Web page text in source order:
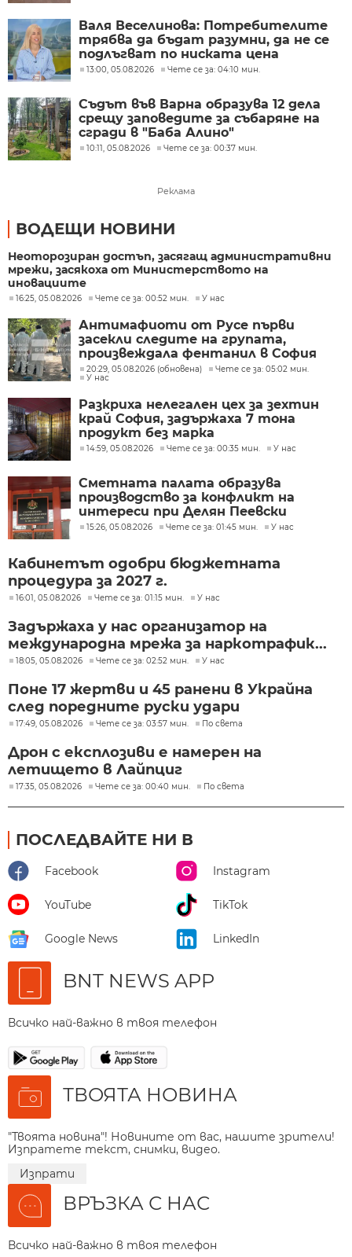
Валя Веселинова: Потребителите
трябва да бъдат разумни, да не се
подлъгват по ниската цена
13:00, 05.08.2026 Чете се за: 04:10 мин.
Съдът във Варна образува 12 дела
срещу заповедите за събаряне на
сгради в "Баба Алино"
10:11, 05.08.2026 Чете се за: 00:37 мин.
Реклама
ВОДЕЩИ НОВИНИ
Неоторозиран достъп, засягащ административни
мрежи, засякоха от Министерството на
иновациите
16:25, 05.08.2026 Чете се за: 00:52 мин. У нас
Антимафиоти от Русе първи
засекли следите на групата,
произвеждала фентанил в София
20:29, 05.08.2026 (обновена)
Чете се за: 05:02 мин.
У нас
Разкриха нелегален цех за зехтин
край София, задържаха 7 тона
продукт без марка
14:59, 05.08.2026 Чете се за: 00:35 мин. У нас
Сметната палата образува
производство за конфликт на
интереси при Делян Пеевски
15:26, 05.08.2026 Чете се за: 01:45 мин. У нас
Кабинетът одобри бюджетната
процедура за 2027 г.
16:01, 05.08.2026 Чете се за: 01:15 мин. У нас
Задържаха у нас организатор на
международна мрежа за наркотрафик...
18:05, 05.08.2026 Чете се за: 02:52 мин. У нас
Поне 17 жертви и 45 ранени в Украйна
след поредните руски удари
17:49, 05.08.2026 Чете се за: 03:57 мин. По света
Дрон с експлозиви е намерен на
летището в Лайпциг
17:35, 05.08.2026 Чете се за: 00:40 мин. По света
ПОСЛЕДВАЙТЕ НИ В
Facebook Instagram
YouTube TikTok
Google News LinkedIn
BNT NEWS APP
Всичко най-важно в твоя телефон
ТВОЯТА НОВИНА
"Твоята новина"! Новините от вас, нашите зрители!
Изпратете текст, снимки, видео.
Изпрати
ВРЪЗКА С НАС
Всичко най-важно в твоя телефон